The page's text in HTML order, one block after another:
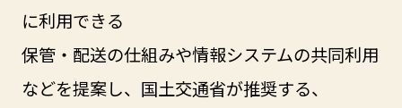
に利用できる
保管・配送の仕組みや情報システムの共同利用
などを提案し、国土交通省が推奨する、